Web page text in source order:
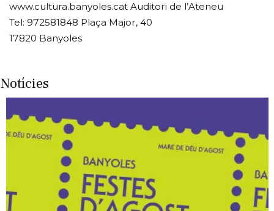
www.cultura.banyoles.cat Auditori de l’Ateneu
Tel: 972581848 Plaça Major, 40
17820 Banyoles
Notícies